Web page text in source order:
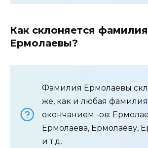
Как склоняется фамилия
Ермолаевы?
Фамилия Ермолаевы
же, как и любая
окончанием -ов:
Ермолаева, Ермолаеву,
и т.д.